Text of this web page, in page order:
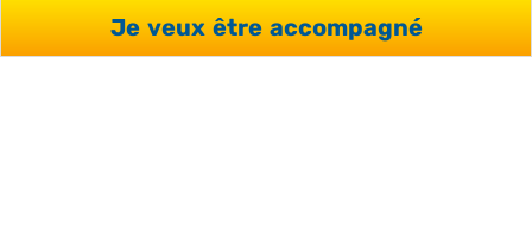
nos cours en école de langue à Cork démarrent à 220 €
les 20 cours par semaine pour des programmes de
Je veux être accompagné